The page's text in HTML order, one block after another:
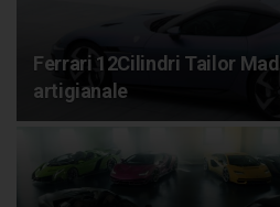
Ferrari 12Cilindri Tailor
artigianale